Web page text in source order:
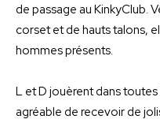
de passage au KinkyClub.
corset et de hauts talons,
hommes présents.
L et D jouèrent dans
agréable de recevoir de